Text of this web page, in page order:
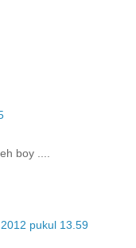
boy ....
pukul 13.59